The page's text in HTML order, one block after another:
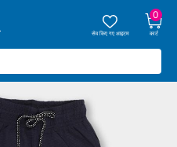
सेव किए गए आइटम
0
कार्ट